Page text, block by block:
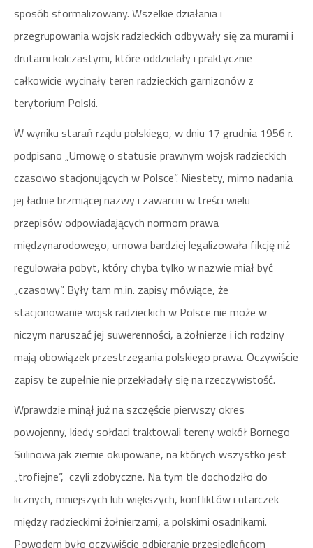
sposób sformalizowany. Wszelkie działania i
przegrupowania wojsk radzieckich odbywały się za murami i
drutami kolczastymi, które oddzielały i praktycznie
całkowicie wycinały teren radzieckich garnizonów z
terytorium Polski.
W wyniku starań rządu polskiego, w dniu 17 grudnia 1956 r.
podpisano „Umowę o statusie prawnym wojsk radzieckich
czasowo stacjonujących w Polsce”. Niestety, mimo nadania
jej ładnie brzmiącej nazwy i zawarciu w treści wielu
przepisów odpowiadających normom prawa
międzynarodowego, umowa bardziej legalizowała fikcję niż
regulowała pobyt, który chyba tylko w nazwie miał być
„czasowy”. Były tam m.in. zapisy mówiące, że
stacjonowanie wojsk radzieckich w Polsce nie może w
niczym naruszać jej suwerenności, a żołnierze i ich rodziny
mają obowiązek przestrzegania polskiego prawa. Oczywiście
zapisy te zupełnie nie przekładały się na rzeczywistość.
Wprawdzie minął już na szczęście pierwszy okres
powojenny, kiedy sołdaci traktowali tereny wokół Bornego
Sulinowa jak ziemie okupowane, na których wszystko jest
„trofiejne”, czyli zdobyczne. Na tym tle dochodziło do
licznych, mniejszych lub większych, konfliktów i utarczek
między radzieckimi żołnierzami, a polskimi osadnikami.
Powodem było oczywiście odbieranie przesiedleńcom